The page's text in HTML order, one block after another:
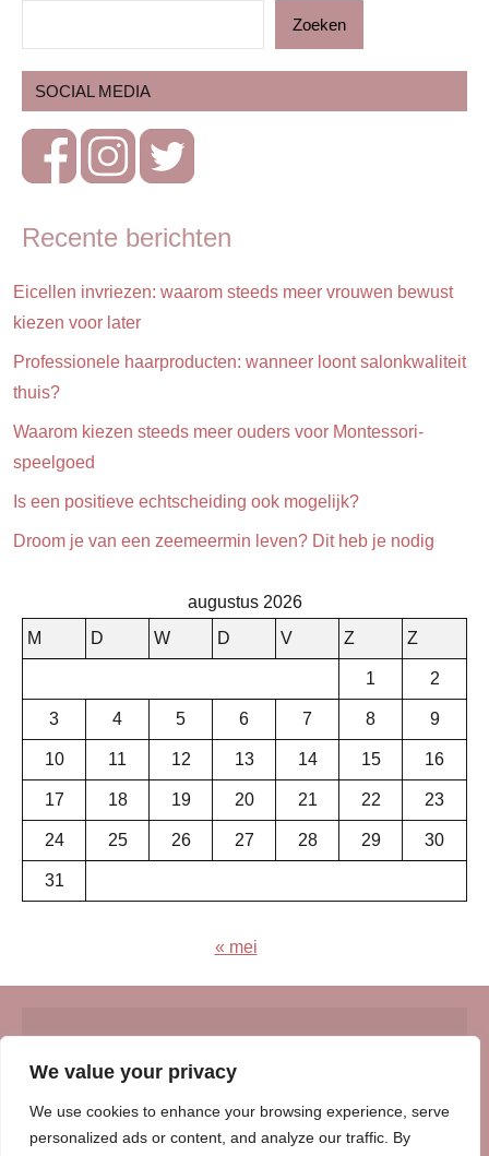
We value your privacy
We use cookies to enhance your browsing experience, serve
personalized ads or content, and analyze our traffic. By
Speelhoek
Zoeken
SOCIAL MEDIA
Recente berichten
Eicellen invriezen: waarom steeds meer vrouwen bewust
kiezen voor later
Professionele haarproducten: wanneer loont salonkwaliteit
thuis?
Waarom kiezen steeds meer ouders voor Montessori-
speelgoed
Is een positieve echtscheiding ook mogelijk?
Droom je van een zeemeermin leven? Dit heb je nodig
augustus 2026
M
D W D V Z Z
1 2
3 4 5 6 7 8 9
10 11 12 13 14 15 16
17 18 19 20 21 22 23
24 25 26 27 28 29 30
31
« mei
© Insert Internetuitgeverij
Vrouwenverhalen.nl
Zomerperiode.nl - Winterperiode.nl-